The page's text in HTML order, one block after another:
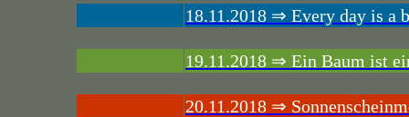
18.11.2018 ⇒ Every day is a
19.11.2018 ⇒ Ein Baum ist
20.11.2018 ⇒